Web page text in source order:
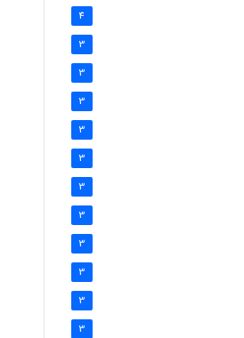
4
3
3
3
3
3
3
3
3
3
3
3